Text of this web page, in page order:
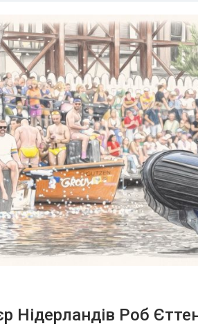
Нідерландів Роб